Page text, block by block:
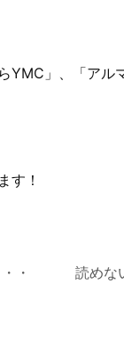
YMC」、「アル
す！
・
読めな